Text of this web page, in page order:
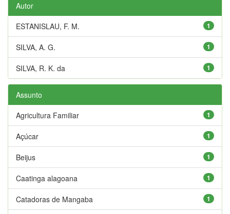
Autor
1
ESTANISLAU, F. M.
1
SILVA, A. G.
1
SILVA, R. K. da
Assunto
1
Agricultura Familiar
1
Açúcar
1
Beijus
1
Caatinga alagoana
1
Catadoras de Mangaba